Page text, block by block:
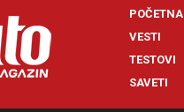
POČETNA
VESTI
TESTOVI
SAVETI